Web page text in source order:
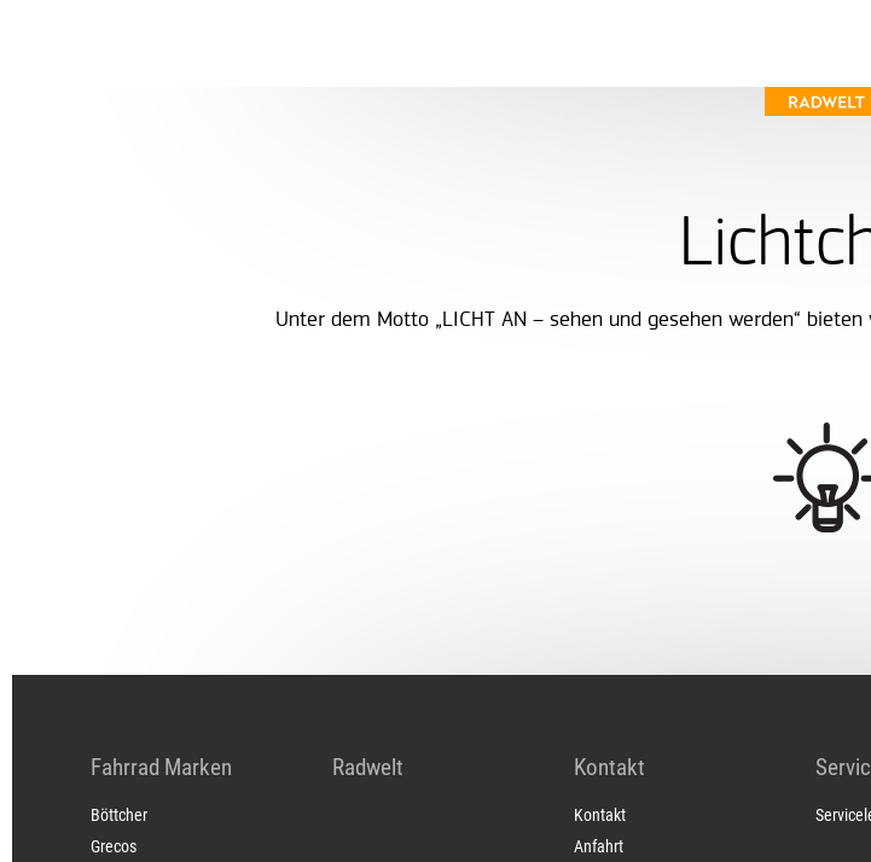
Unter dem Motto „LICHT AN – sehen und gesehen werden“
Fahrrad Marken
Böttcher
Grecos
Radwelt Kontakt
Kontakt
Anfahrt